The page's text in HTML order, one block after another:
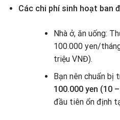
Các chi phí sinh hoạt ban
Nhà ở, ăn uống:
100.000 yen/
triệu VNĐ).
Bạn nên chuẩn bị
100.000 yen (10
đầu tiên ổn định